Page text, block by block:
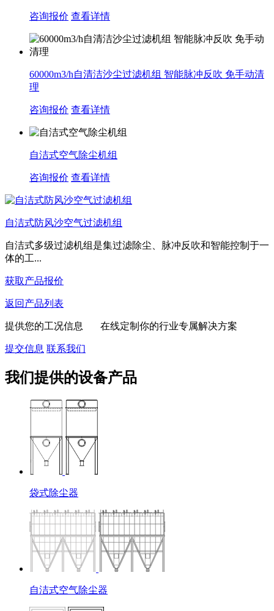
咨询报价 查看详情
60000m3/h自清洁沙尘过滤机组 智能脉冲反吹 免手动清
理
咨询报价 查看详情
自洁式空气除尘机组
咨询报价 查看详情
自洁式防风沙空气过滤机组
自洁式多级过滤机组是集过滤除尘、脉冲反吹和智能控制于一
体的工...
获取产品报价
返回产品列表
提供您的工况信息 在线定制你的行业专属解决方案
提交信息 联系我们
我们提供的设备产品
袋式除尘器
自洁式空气除尘器